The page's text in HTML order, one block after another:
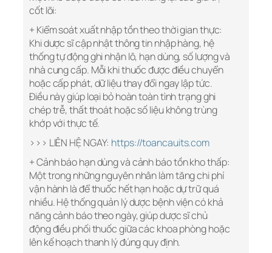
cốt lõi:
+ Kiểm soát xuất nhập tồn theo thời gian thực:
Khi dược sĩ cập nhật thông tin nhập hàng, hệ
thống tự động ghi nhận lô, hạn dùng, số lượng và
nhà cung cấp. Mỗi khi thuốc được điều chuyển
hoặc cấp phát, dữ liệu thay đổi ngay lập tức.
Điều này giúp loại bỏ hoàn toàn tình trạng ghi
chép trễ, thất thoát hoặc số liệu không trùng
khớp với thực tế.
>>> LIÊN HỆ NGAY: https://toancauits.com
+ Cảnh báo hạn dùng và cảnh báo tồn kho thấp:
Một trong những nguyên nhân làm tăng chi phí
vận hành là để thuốc hết hạn hoặc dự trữ quá
nhiều. Hệ thống quản lý dược bệnh viện có khả
năng cảnh báo theo ngày, giúp dược sĩ chủ
động điều phối thuốc giữa các khoa phòng hoặc
lên kế hoạch thanh lý đúng quy định.